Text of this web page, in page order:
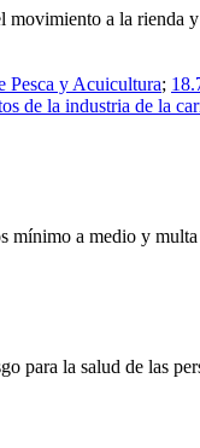
a la rienda
Pesca y Acuicultura;
de la industria de la
a medio y
para la salud de las